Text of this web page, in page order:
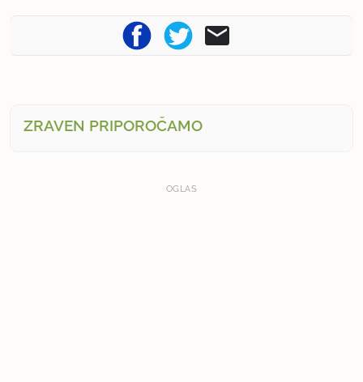
ZRAVEN PRIPOROČAMO
OGLAS